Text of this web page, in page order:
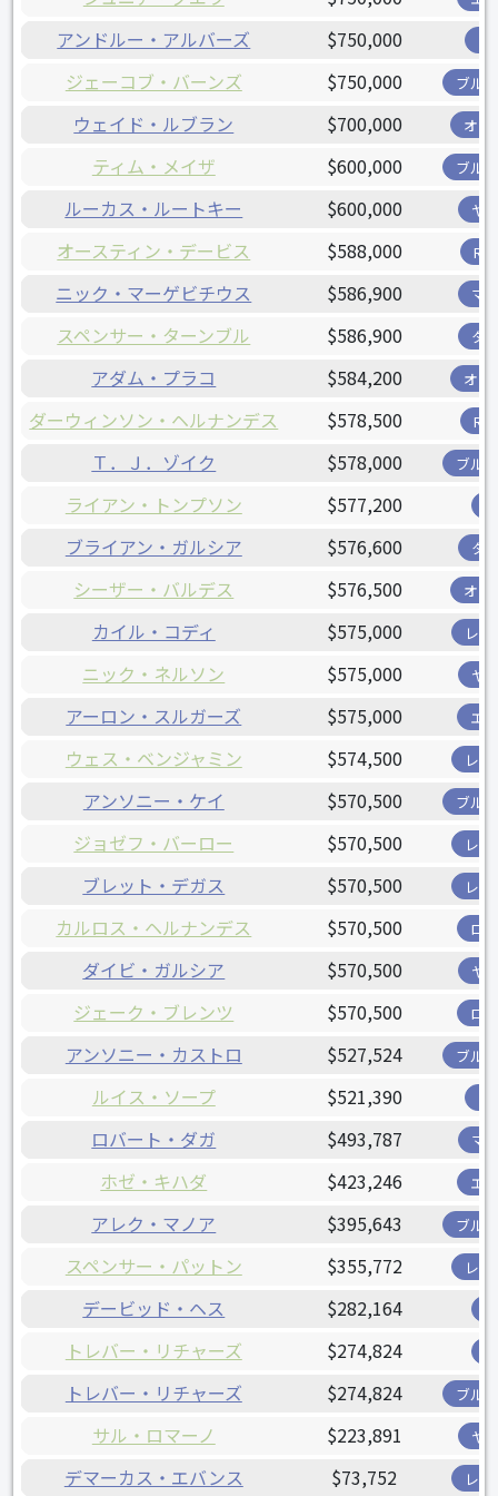
アンドルー・アルバーズ $750,000
ジェーコブ・バーンズ $750,000 ブル
ウェイド・ルブラン $700,000 オリ
ティム・メイザ $600,000 ブル
ルーカス・ルートキー $600,000 ヤ
オースティン・デービス $588,000 R
ニック・マーゲビチウス $586,900 マ
スペンサー・ターンブル $586,900 タ
アダム・プラコ $584,200 オリ
ダーウィンソン・ヘルナンデス $578,500 R
Ｔ．Ｊ．ゾイク $578,000 ブル
ライアン・トンプソン $577,200
ブライアン・ガルシア $576,600 タ
シーザー・バルデス $576,500 オリ
カイル・コディ $575,000 レ
ニック・ネルソン $575,000 ヤ
アーロン・スルガーズ $575,000 エ
ウェス・ベンジャミン $574,500 レ
アンソニー・ケイ $570,500 ブル
ジョゼフ・バーロー $570,500 レ
ブレット・デガス $570,500 レ
カルロス・ヘルナンデス $570,500 ロ
ダイビ・ガルシア $570,500 ヤ
ジェーク・ブレンツ $570,500 ロ
アンソニー・カストロ $527,524 ブル
ルイス・ソープ $521,390
ロバート・ダガ $493,787 マ
ホゼ・キハダ $423,246 エ
アレク・マノア $395,643 ブル
スペンサー・パットン $355,772 レ
デービッド・ヘス $282,164
トレバー・リチャーズ $274,824
トレバー・リチャーズ $274,824 ブル
サル・ロマーノ $223,891 ヤ
デマーカス・エバンス $73,752 レ